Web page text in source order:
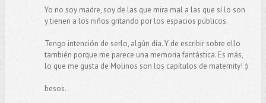
Yo no soy madre, soy de las que mira mal a las que sí lo son
y tienen a los niños gritando por los espacios públicos.
Tengo intención de serlo, algún día. Y de escribir sobre ello
también porque me parece una memoria fantástica. Es más,
lo que me gusta de Molinos son los capítulos de maternity! :)
besos.